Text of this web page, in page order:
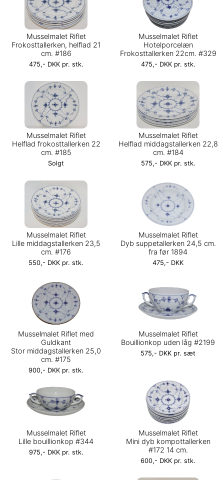
Musselmalet Riflet
Frokosttallerken, helflad 21
cm. #186
475,- DKK pr. stk.
Musselmalet Riflet
Hotelporcelæn
Frokosttallerken 22cm. #329
475,- DKK pr. stk.
Musselmalet Riflet
Helflad frokosttallerken 22
cm. #185
Solgt
Musselmalet Riflet
Helflad middagstallerken 22,8
cm. #184
575,- DKK pr. stk.
Musselmalet Riflet
Lille middagstallerken 23,5
cm. #176
550,- DKK pr. stk.
Musselmalet Riflet
Dyb suppetallerken 24,5 cm.
fra før 1894
475,- DKK
Musselmalet Riflet med
Guldkant
Stor middagstallerken 25,0
cm. #175
900,- DKK pr. stk.
Musselmalet Riflet
Bouillionkop uden låg #2199
575,- DKK pr. sæt
Musselmalet Riflet
Lille bouillionkop #344
975,- DKK pr. stk.
Musselmalet Riflet
Mini dyb kompottallerken
#172 14 cm.
600,- DKK pr. stk.